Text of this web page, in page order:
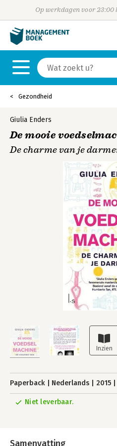
Op werkdagen voor
Gezondheid
Giulia Enders
De mooie
De charme van je
Paperback Nederlands 2015
Niet leverbaar.
Samenvatting